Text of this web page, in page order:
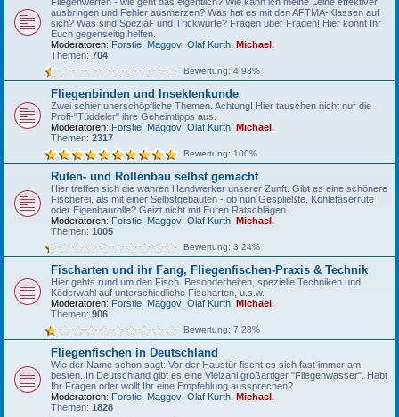
ausbringen und Fehler ausmerzen? Was hat es mit den AFTMA-Klassen auf
sich? Was sind Spezial- und Trickwürfe? Fragen über Fragen! Hier könnt Ihr
Euch gegenseitig helfen.
Moderatoren: Forstie Maggov Olaf Kurth
Michael.
Themen: 704
Bewertung: 4.93%
Fliegenbinden und Insektenkunde
Zwei schier unerschöpfliche Themen. Achtung! Hier tauschen nicht nur die
Profi-"Tüddeler" ihre Geheimtipps aus.
Moderatoren: Forstie Maggov Olaf Kurth
Michael.
Themen: 2317
Bewertung: 100%
Ruten- und Rollenbau selbst gemacht
Hier treffen sich die wahren Handwerker unserer Zunft. Gibt es eine schönere
Fischerei, als mit einer Selbstgebauten - ob nun Gespließte, Kohlefaserrute
oder Eigenbaurolle? Geizt nicht mit Euren Ratschlägen.
Moderatoren: Forstie Maggov Olaf Kurth
Michael.
Themen: 1005
Bewertung: 3.24%
Fischarten und ihr Fang, Fliegenfischen-Praxis & Technik
Hier gehts rund um den Fisch. Besonderheiten, spezielle Techniken und
Köderwahl auf unterschiedliche Fischarten, u.s.w.
Moderatoren: Forstie Maggov Olaf Kurth
Michael.
Themen: 906
Bewertung: 7.28%
Fliegenfischen in Deutschland
Wie der Name schon sagt: Vor der Haustür fischt es sich fast immer am
besten. In Deutschland gibt es eine Vielzahl großartiger "Fliegenwasser". Habt
Ihr Fragen oder wollt Ihr eine Empfehlung aussprechen?
Moderatoren: Forstie Maggov Olaf Kurth
Michael.
Themen: 1828